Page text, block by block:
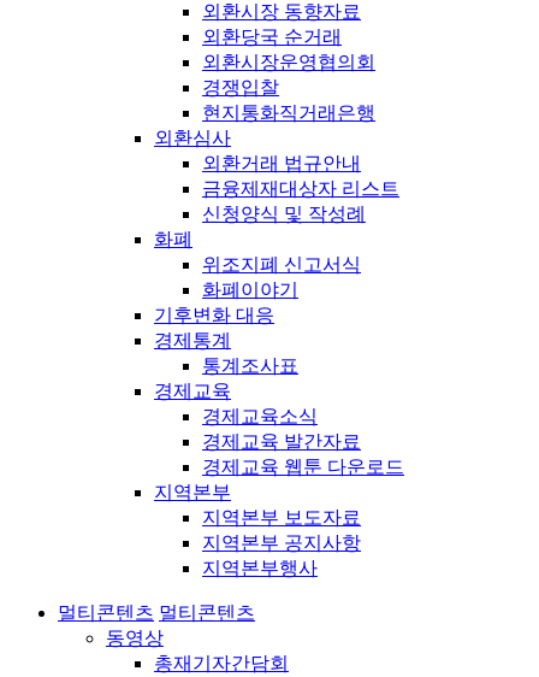
외환시장 동향자료
외환당국 순거래
외환시장운영협의회
경쟁입찰
현지통화직거래은행
외환심사
외환거래 법규안내
금융제재대상자 리스트
신청양식 및 작성례
화폐
위조지폐 신고서식
화폐이야기
기후변화 대응
경제통계
통계조사표
경제교육
경제교육소식
경제교육 발간자료
경제교육 웹툰 다운로드
지역본부
지역본부 보도자료
지역본부 공지사항
지역본부행사
멀티콘텐츠 멀티콘텐츠
동영상
총재기자간담회